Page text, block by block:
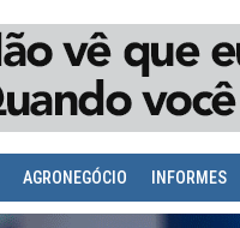
AGRONEGÓCIO INFORMES